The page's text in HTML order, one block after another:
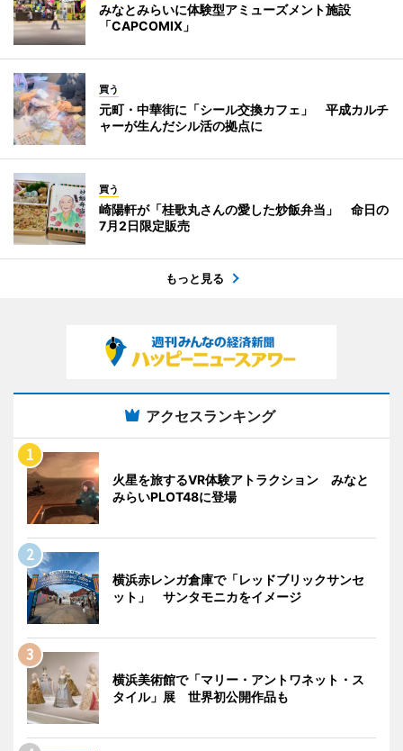
みなとみらいに体験型アミューズメント施設
「CAPCOMIX」
買う
元町・中華街に「シール交換カフェ」 平成カルチ
ャーが生んだシル活の拠点に
買う
崎陽軒が「桂歌丸さんの愛した炒飯弁当」 命日の
7月2日限定販売
もっと見る
アクセスランキング
火星を旅するVR体験アトラクション みなと
みらいPLOT48に登場
横浜赤レンガ倉庫で「レッドブリックサンセ
ット」 サンタモニカをイメージ
横浜美術館で「マリー・アントワネット・ス
タイル」展 世界初公開作品も